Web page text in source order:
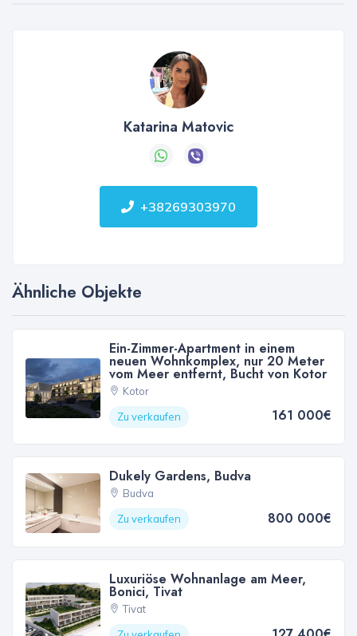
Katarina Matovic
+38269303970
Ähnliche Objekte
Ein-Zimmer-Apartment in einem
neuen Wohnkomplex, nur 20 Meter
vom Meer entfernt, Bucht von Kotor
Kotor
Zu verkaufen
161 000€
Dukely Gardens, Budva
Budva
Zu verkaufen
800 000€
Luxuriöse Wohnanlage am Meer,
Bonici, Tivat
Tivat